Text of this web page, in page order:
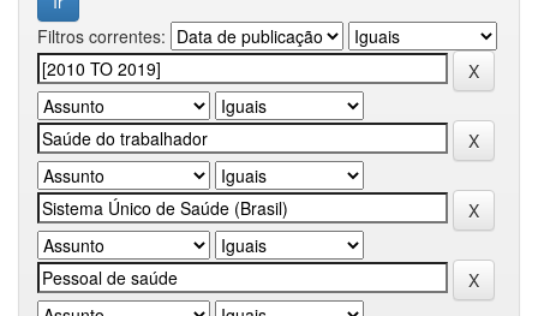
Filtros correntes: